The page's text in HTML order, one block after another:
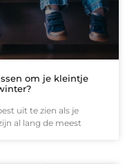
om je kleintje
uit te zien als je
al lang de meest